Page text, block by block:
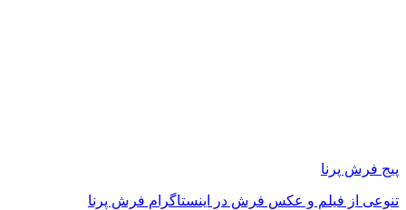
پیج فرش پرنا
تنوعی از فیلم و عکس فرش در اینستاگرام فرش پرنا